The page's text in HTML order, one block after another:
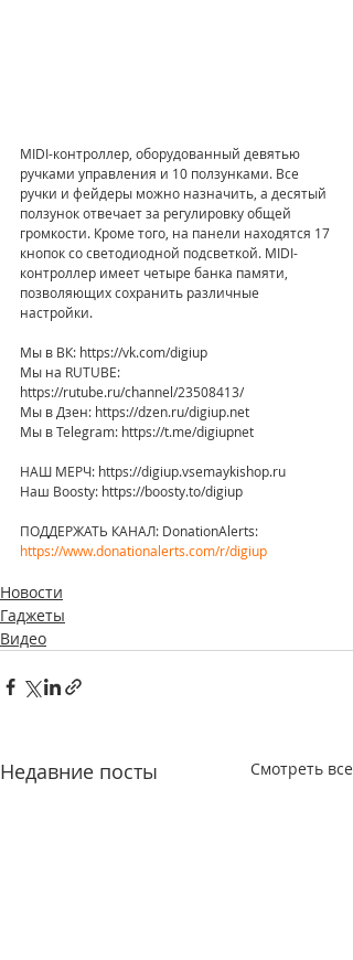
MIDI-контроллер, оборудованный девятью
ручками управления и 10 ползунками. Все
ручки и фейдеры можно назначить, а десятый
ползунок отвечает за регулировку общей
громкости. Кроме того, на панели находятся 17
кнопок со светодиодной подсветкой. MIDI-
контроллер имеет четыре банка памяти,
позволяющих сохранить различные
настройки.
Мы в ВК: https://vk.com/digiup
Мы на RUTUBE:
https://rutube.ru/channel/23508413/
Мы в Дзен: https://dzen.ru/digiup.net
Мы в Telegram: https://t.me/digiupnet
НАШ МЕРЧ: https://digiup.vsemaykishop.ru
Наш Boosty: https://boosty.to/digiup
ПОДДЕРЖАТЬ КАНАЛ: DonationAlerts:
https://www.donationalerts.com/r/digiup
Новости
Гаджеты
Видео
Недавние посты Смотреть все